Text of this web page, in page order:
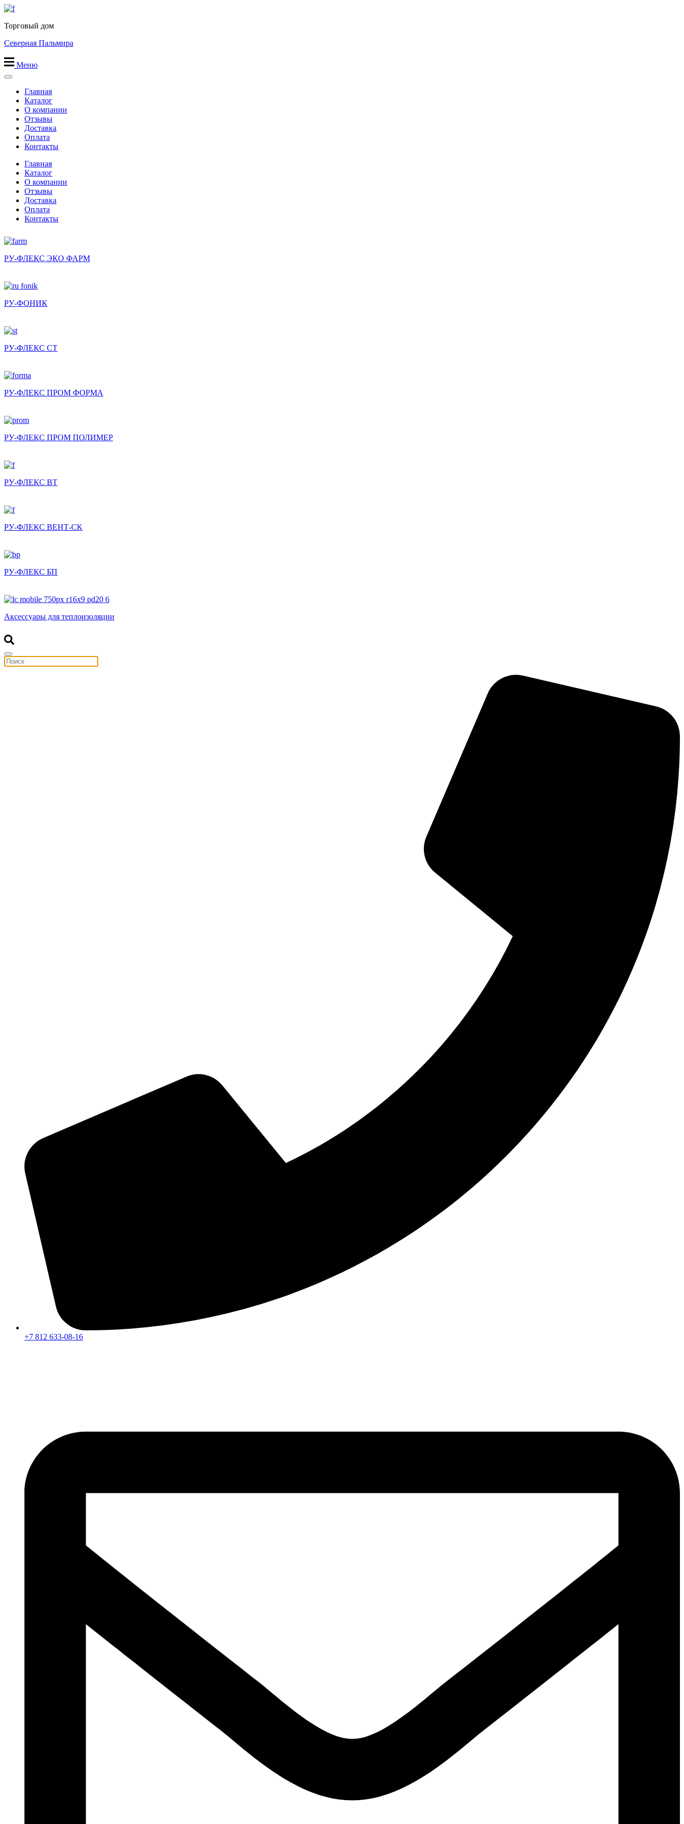
Перейти
содержимому
Торговый дом
Северная Пальмира
Меню
Главная
Каталог
О компании
Отзывы
Доставка
Оплата
Контакты
Главная
Каталог
О компании
Отзывы
Доставка
Оплата
Контакты
РУ-ФЛЕКС ЭКО ФАРМ
РУ-ФОНИК
РУ-ФЛЕКС СТ
РУ-ФЛЕКС ПРОМ ФОРМА
РУ-ФЛЕКС ПРОМ ПОЛИМЕР
РУ-ФЛЕКС ВТ
РУ-ФЛЕКС ВЕНТ-СК
РУ-ФЛЕКС БП
Аксессуары для теплоизоляции
+7 812 633-08-16